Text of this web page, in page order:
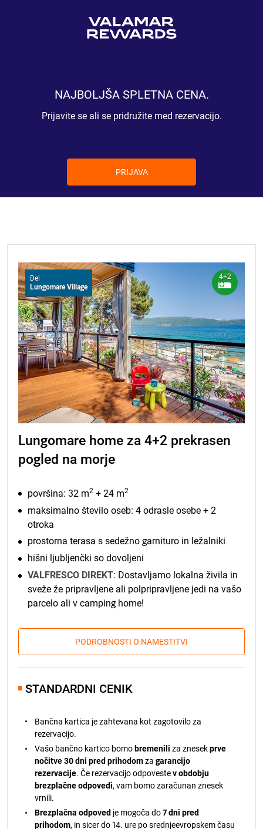
NAJBOLJŠA SPLETNA CENA.
Prijavite se ali se pridružite med rezervacijo.
PRIJAVA
Del
Lungomare Village
4+2
Lungomare home za 4+2 prekrasen
pogled na morje
površina: 32 m2 + 24 m2
maksimalno število oseb: 4 odrasle osebe + 2
otroka
prostorna terasa s sedežno garnituro in ležalniki
hišni ljubljenčki so dovoljeni
VALFRESCO DIREKT: Dostavljamo lokalna živila in
sveže že pripravljene ali polpripravljene jedi na vašo
parcelo ali v camping home!
PODROBNOSTI O NAMESTITVI
STANDARDNI CENIK
Bančna kartica je zahtevana kot zagotovilo za
rezervacijo.
Vašo bančno kartico bomo bremenili za znesekprve
nočitve 30 dni pred prihodomza garancijo
rezervacije. Če rezervacijo odpovestev obdobju
brezplačne odpovedi, vam bomo zaračunan znesek
vrnili.
Brezplačna odpoved je mogoča do7 dni pred
prihodom, in sicer do 14. ure po srednjeevropskem času